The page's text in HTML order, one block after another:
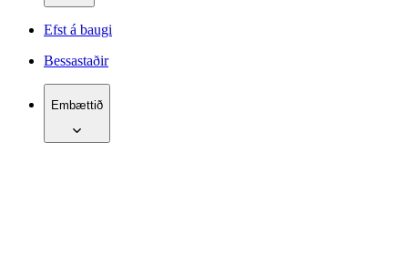
Efst á baugi
Bessastaðir
Embættið